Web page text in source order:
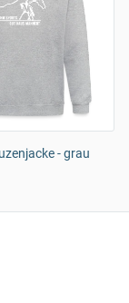
- grau